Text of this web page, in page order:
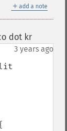
＋ add a note
dot kr¶
3 years ago